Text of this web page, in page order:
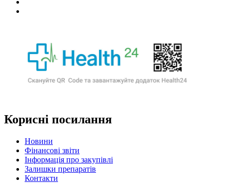
Корисні посилання
Новини
Фінансові звіти
Інформація про закупівлі
Залишки препаратів
Контакти